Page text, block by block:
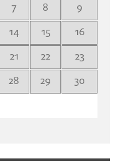
7 8
9
14 15
16
21 22
23
28 29
30